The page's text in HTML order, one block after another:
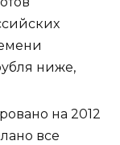
ниже,
на 2012
все